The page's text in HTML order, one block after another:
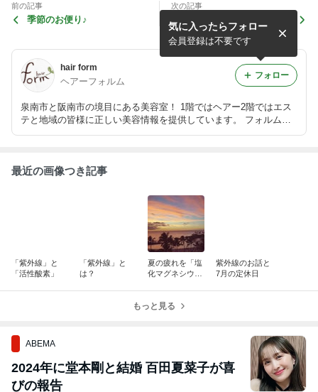
前の記事
季節のお便り♪
次の記事
a HAPPY NEW YEAR！フォ
ルムです♪
hair form
ヘアーフォルム
泉南市と阪南市の境目にある美容室！ 1階ではヘアー2階ではエス
テと地域の皆様に正しい美容情報を提供しています。 フォルムは
気に入ったらフォロー
会員登録は不要です
フォロー
最近の画像つき記事
「紫外線」と
「活性酸素」
「紫外線」と
は？
夏の疲れを「塩
化マグネシウ
紫外線のお話と
7月の定休日
もっと見る
ABEMA
2024年に堂本剛と結婚 百田夏菜子が喜
びの報告